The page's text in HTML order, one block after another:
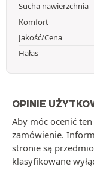
Sucha nawierzchnia
Komfort
Jakość/Cena
Hałas
OPINIE
Aby móc ocenić
zamówienie.
stronie są
klasyfikowane